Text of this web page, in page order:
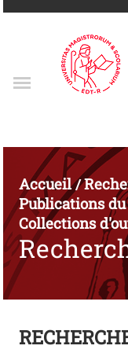
Accueil/
Publications
Collections